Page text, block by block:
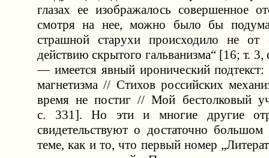
глазах ее изображалось совершенное
смотря на нее, можно было бы
страшной старухи происходило не
действию скрытого гальванизма“ [16; т.
— имеется явный иронический
магнетизма // Стихов российских
время не постиг // Мой бестолковый
с. 331]. Но эти и многие другие
свидетельствуют о достаточно большом
теме, как и то, что первый номер